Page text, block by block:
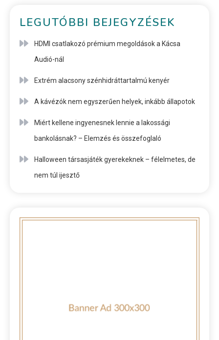
LEGUTÓBBI BEJEGYZÉSEK
HDMI csatlakozó prémium megoldások a Kácsa
Audió-nál
Extrém alacsony szénhidráttartalmú kenyér
A kávézók nem egyszerűen helyek, inkább állapotok
Miért kellene ingyenesnek lennie a lakossági
bankolásnak? – Elemzés és összefoglaló
Halloween társasjáték gyerekeknek – félelmetes, de
nem túl ijesztő